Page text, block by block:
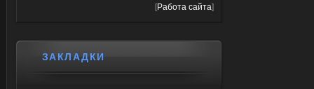
[Работа сайта]
ЗАКЛАДКИ